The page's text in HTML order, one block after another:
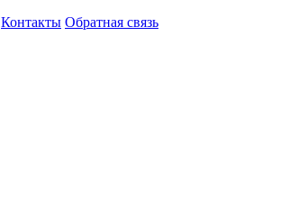
Контакты Обратная связь